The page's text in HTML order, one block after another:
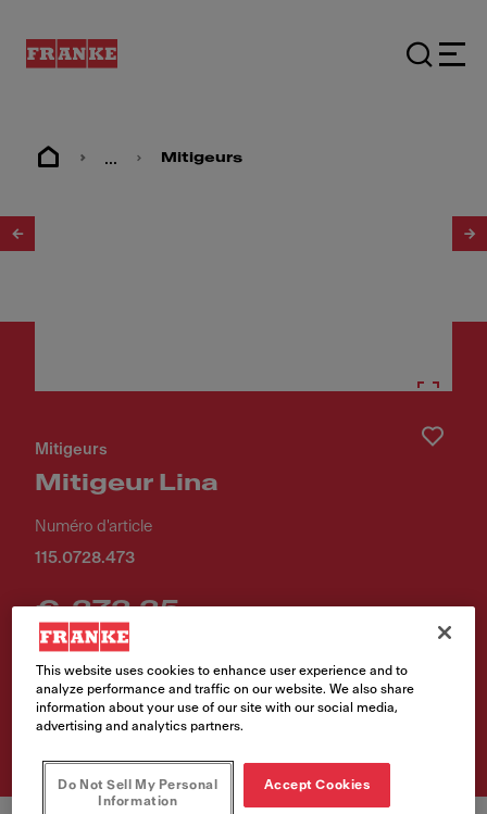
... Mitigeurs
Mitigeurs
Mitigeur Lina
Numéro d'article
115.0728.473
€ 272,25
Prix de vente TVA incluse.
Achetez le produit
This website uses cookies to enhance user experience and to
analyze performance and traffic on our website. We also share
information about your use of our site with our social media,
advertising and analytics partners.
Do Not Sell My Personal
Information
Accept Cookies